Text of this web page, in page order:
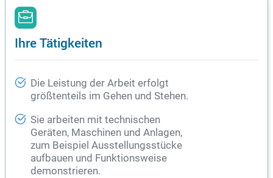
Ihre Tätigkeiten
Die Leistung der Arbeit erfolgt
größtenteils im Gehen und Stehen.
Sie arbeiten mit technischen
Geräten, Maschinen und Anlagen,
zum Beispiel Ausstellungsstücke
aufbauen und Funktionsweise
demonstrieren.